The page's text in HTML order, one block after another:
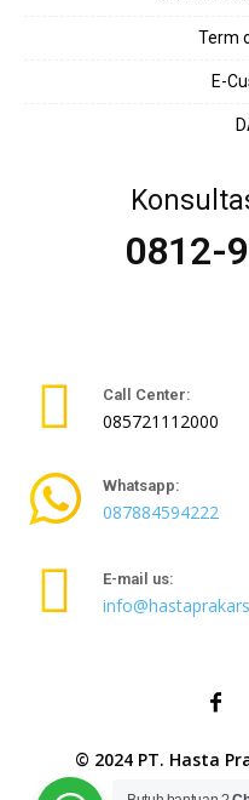
Term
E-
0812-
Call Center:
085721112000
Whatsapp:
087884594222
E-mail us:
© 2024 PT. Hasta